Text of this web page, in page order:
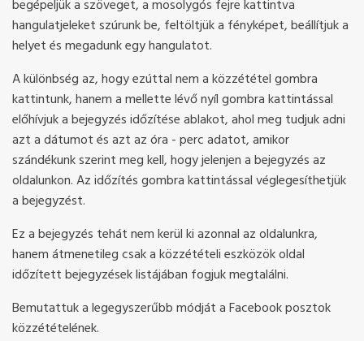
begépeljük a szöveget, a mosolygós fejre kattintva
hangulatjeleket szúrunk be, feltöltjük a fényképet, beállítjuk a
helyet és megadunk egy hangulatot.
A különbség az, hogy ezúttal nem a közzététel gombra
kattintunk, hanem a mellette lévő nyíl gombra kattintással
előhívjuk a bejegyzés időzítése ablakot, ahol meg tudjuk adni
azt a dátumot és azt az óra - perc adatot, amikor
szándékunk szerint meg kell, hogy jelenjen a bejegyzés az
oldalunkon. Az időzítés gombra kattintással véglegesíthetjük
a bejegyzést.
Ez a bejegyzés tehát nem kerül ki azonnal az oldalunkra,
hanem átmenetileg csak a közzétételi eszközök oldal
időzített bejegyzések listájában fogjuk megtalálni.
Bemutattuk a legegyszerűbb módját a Facebook posztok
közzétételének.